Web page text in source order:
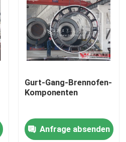
Gurt-Gang-Brennofen-
Komponenten
Anfrage absenden